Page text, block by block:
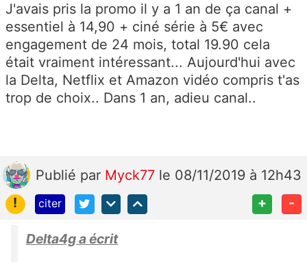
J'avais pris la promo il y a 1 an de ça canal +
essentiel à 14,90 + ciné série à 5€ avec
engagement de 24 mois, total 19.90 cela
était vraiment intéressant... Aujourd'hui avec
la Delta, Netflix et Amazon vidéo compris t'as
trop de choix.. Dans 1 an, adieu canal..
Publié par Myck77 le 08/11/2019 à 12h43
!
citer + -
Delta4g a écrit